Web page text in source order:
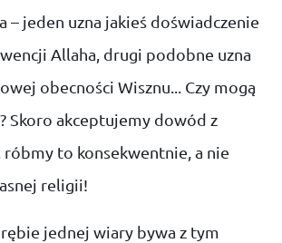
– jeden uzna jakieś doświadczenie
Allaha, drugi podobne uzna
obecności Wisznu... Czy mogą
Skoro akceptujemy dowód z
róbmy to konsekwentnie, a nie
religii!
jednej wiary bywa z tym